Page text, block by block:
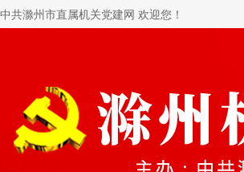
中共滁州市直属机关党建网 欢迎您！